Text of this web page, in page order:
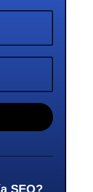
SEO?